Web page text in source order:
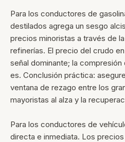
Para los conductores de
destilados agrega un sesgo
precios minoristas a través de
refinerías. El precio del crudo
señal dominante; la
es. Conclusión práctica:
ventana de rezago entre los
mayoristas al alza y la
Para los conductores de
directa e inmediata. Los